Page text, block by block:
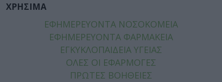
ΧΡΗΣΙΜΑ
ΕΦΗΜΕΡΕΥΟΝΤΑ ΝΟΣΟΚΟΜΕΙΑ
ΕΦΗΜΕΡΕΥΟΝΤΑ ΦΑΡΜΑΚΕΙΑ
ΕΓΚΥΚΛΟΠΑΙΔΕΙΑ ΥΓΕΙΑΣ
ΟΛΕΣ ΟΙ ΕΦΑΡΜΟΓΕΣ
ΠΡΩΤΕΣ ΒΟΗΘΕΙΕΣ